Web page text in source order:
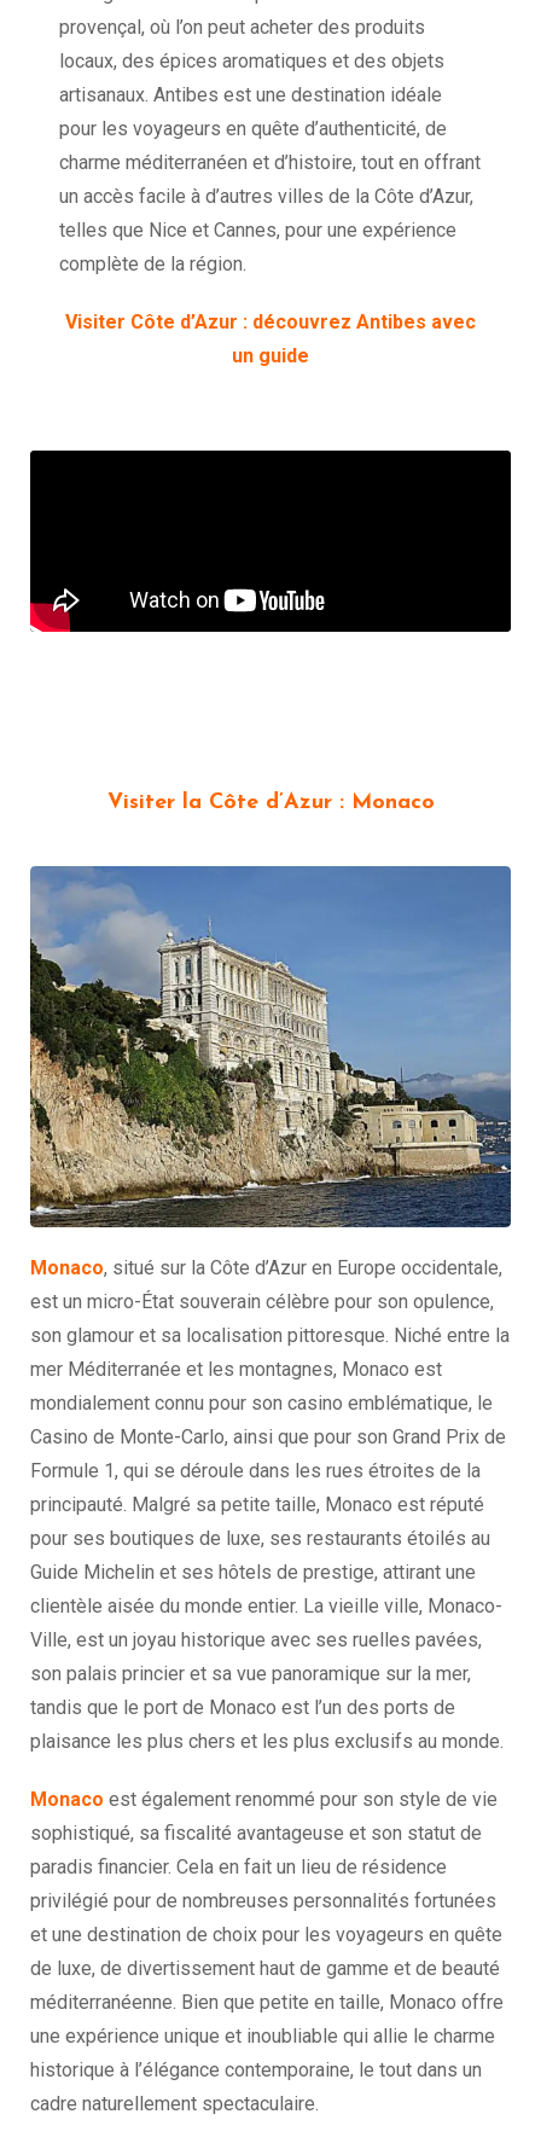
provençal, où l’on peut acheter des produits
locaux, des épices aromatiques et des objets
artisanaux. Antibes est une destination idéale
pour les voyageurs en quête d’authenticité, de
charme méditerranéen et d’histoire, tout en offrant
un accès facile à d’autres villes de la Côte d’Azur,
telles que Nice et Cannes, pour une expérience
complète de la région.
Visiter Côte d’Azur : découvrez Antibes avec
un guide
Visiter la Côte d’Azur : Monaco
Monaco, situé sur la Côte d’Azur en Europe occidentale,
est un micro-État souverain célèbre pour son opulence,
son glamour et sa localisation pittoresque. Niché entre la
mer Méditerranée et les montagnes, Monaco est
mondialement connu pour son casino emblématique, le
Casino de Monte-Carlo, ainsi que pour son Grand Prix de
Formule 1, qui se déroule dans les rues étroites de la
principauté. Malgré sa petite taille, Monaco est réputé
pour ses boutiques de luxe, ses restaurants étoilés au
Guide Michelin et ses hôtels de prestige, attirant une
clientèle aisée du monde entier. La vieille ville, Monaco-
Ville, est un joyau historique avec ses ruelles pavées,
son palais princier et sa vue panoramique sur la mer,
tandis que le port de Monaco est l’un des ports de
plaisance les plus chers et les plus exclusifs au monde.
Monaco est également renommé pour son style de vie
sophistiqué, sa fiscalité avantageuse et son statut de
paradis financier. Cela en fait un lieu de résidence
privilégié pour de nombreuses personnalités fortunées
et une destination de choix pour les voyageurs en quête
de luxe, de divertissement haut de gamme et de beauté
méditerranéenne. Bien que petite en taille, Monaco offre
une expérience unique et inoubliable qui allie le charme
historique à l’élégance contemporaine, le tout dans un
cadre naturellement spectaculaire.